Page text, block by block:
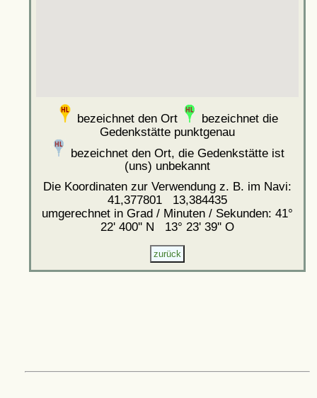
bezeichnet den Ort
bezeichnet die
Gedenkstätte punktgenau
bezeichnet den Ort, die Gedenkstätte ist
(uns) unbekannt
Die Koordinaten zur Verwendung z. B. im Navi:
41,377801 13,384435
umgerechnet in Grad / Minuten / Sekunden: 41°
22' 400'' N 13° 23' 39'' O